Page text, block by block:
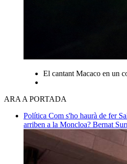
El cantant Macaco en un
ARA A PORTADA
Política Com s'ho haurà de fer
arriben a la Moncloa? Bernat